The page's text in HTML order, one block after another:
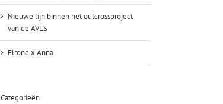
Nieuwe lijn binnen het outcrossproject
van de AVLS
Elrond x Anna
Categorieën